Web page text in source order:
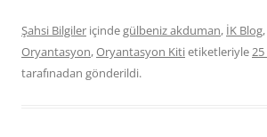
Şahsi Bilgiler içindegülbeniz akduman, İK Blog,
Oryantasyon,Oryantasyon Kitietiketleriyle25
tarafınadan gönderildi.